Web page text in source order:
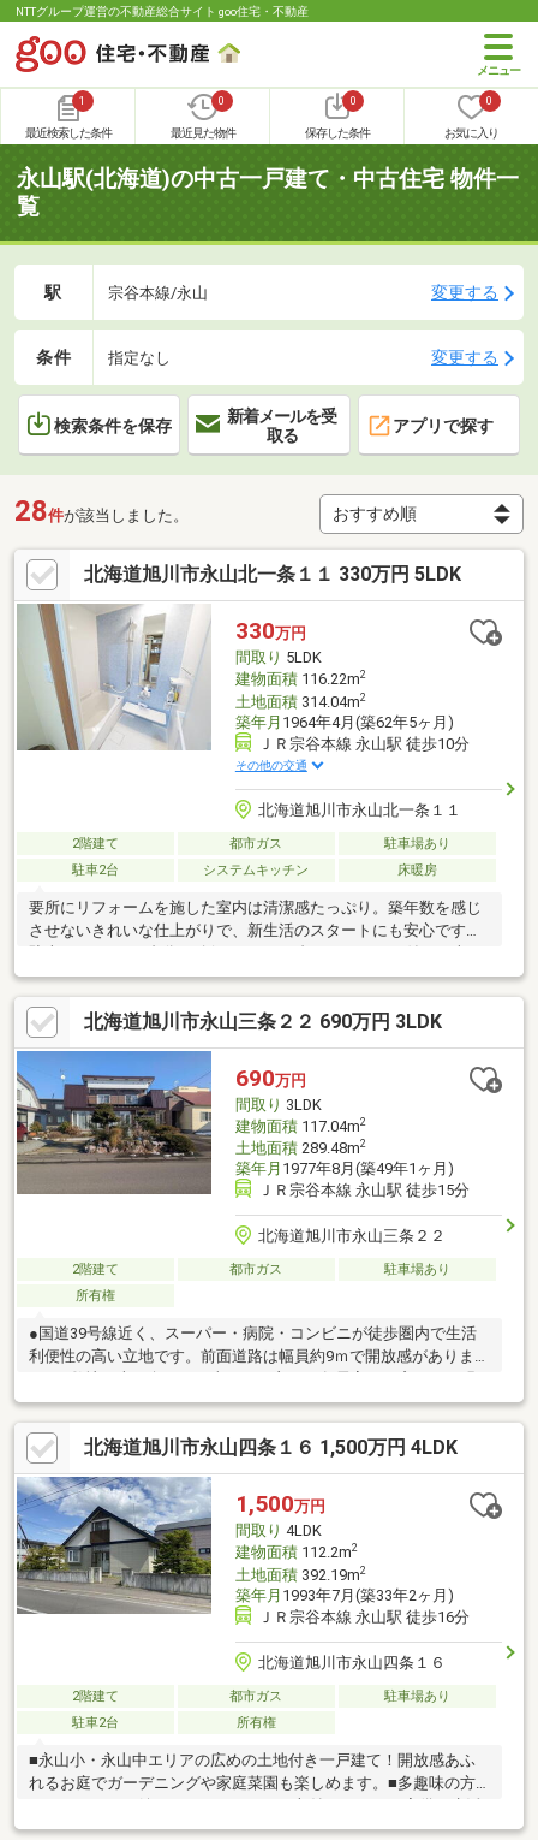
NTTグループ運営の不動産総合サイト goo住宅・不動産
1
最近検索した条件
0
最近見た物件
0
保存した条件
0
お気に入り
永山駅(北海道)の中古一戸建て・中古住宅 物件一
覧
駅 宗谷本線/永山 変更する
条件 指定なし 変更する
検索条件を保存
新着メールを受
取る
アプリで探す
28件が該当しました。
北海道旭川市永山北一条１１ 330万円 5LDK
330万円
間取り 5LDK
建物面積116.22m2
土地面積314.04m2
築年月 1964年4月(築62年5ヶ月)
ＪＲ宗谷本線 永山駅 徒歩10分
その他の交通
北海道旭川市永山北一条１１
2階建て 都市ガス
駐車場あり
駐車2台
システムキッチン 床暖房
要所にリフォームを施した室内は清潔感たっぷり。築年数を感じ
させないきれいな仕上がりで、新生活のスタートにも安心です。
庫。雨の日もラクラクで、車好きのご主人にはたまりません。土
地は約95坪の広々とした敷地に木造2階建て5LDK。お子様の個室
やテレワーク部屋もゆとりをもって確保できます。スーパーや薬
局など日常の買い物施設も周辺に充実し、永山駅まで徒歩10分と
利便性も申し分ありません。広さと価格のバランスに優れた一邸
をぜひご内覧ください。※引き渡しは令和8年11月以降を予定して
おります。
北海道旭川市永山三条２２ 690万円 3LDK
690万円
間取り 3LDK
建物面積117.04m2
土地面積289.48m2
築年月 1977年8月(築49年1ヶ月)
ＪＲ宗谷本線 永山駅 徒歩15分
北海道旭川市永山三条２２
2階建て 都市ガス
駐車場あり
所有権
●国道39号線近く、スーパー・病院・コンビニが徒歩圏内で生活
利便性の高い立地です。前面道路は幅員約9ｍで開放感がありま
るい室内です。駐車スペースは1台分あり、庭木撤去により増設も
可能です。●1階はLDK・和室・洋室、2階は広い洋室1室で将来的
に2部屋へ分割可能です。窓・トイレ・浴室は交換履歴がありま
す。
北海道旭川市永山四条１６ 1,500万円 4LDK
1,500万円
間取り 4LDK
建物面積112.2m2
土地面積392.19m2
築年月 1993年7月(築33年2ヶ月)
ＪＲ宗谷本線 永山駅 徒歩16分
北海道旭川市永山四条１６
2階建て 都市ガス
駐車場あり
駐車2台
所有権
■永山小・永山中エリアの広めの土地付き一戸建て！開放感あふ
れるお庭でガーデニングや家庭菜園も楽しめます。■多趣味の方
空間をスッキリと保てる間取りです。■コープさっぽろ徒歩2分・